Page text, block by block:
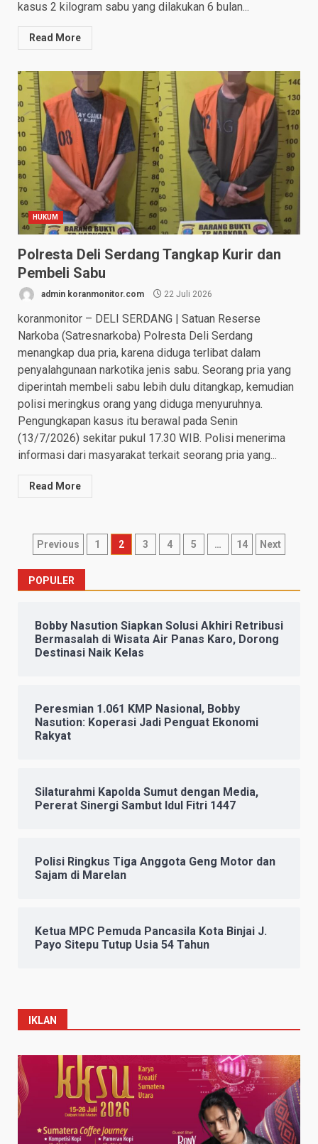
kasus 2 kilogram sabu yang dilakukan 6 bulan...
Read More
HUKUM
Polresta Deli Serdang Tangkap Kurir dan
Pembeli Sabu
admin koranmonitor.com 22 Juli 2026
koranmonitor – DELI SERDANG | Satuan Reserse
Narkoba (Satresnarkoba) Polresta Deli Serdang
menangkap dua pria, karena diduga terlibat dalam
penyalahgunaan narkotika jenis sabu. Seorang pria yang
diperintah membeli sabu lebih dulu ditangkap, kemudian
polisi meringkus orang yang diduga menyuruhnya.
Pengungkapan kasus itu berawal pada Senin
(13/7/2026) sekitar pukul 17.30 WIB. Polisi menerima
informasi dari masyarakat terkait seorang pria yang...
Read More
Paginasi
pos
Previous 1 2 3 4 5 … 14 Next
POPULER
Bobby Nasution Siapkan Solusi Akhiri Retribusi
Bermasalah di Wisata Air Panas Karo, Dorong
Destinasi Naik Kelas
Peresmian 1.061 KMP Nasional, Bobby
Nasution: Koperasi Jadi Penguat Ekonomi
Rakyat
Silaturahmi Kapolda Sumut dengan Media,
Pererat Sinergi Sambut Idul Fitri 1447
Polisi Ringkus Tiga Anggota Geng Motor dan
Sajam di Marelan
Ketua MPC Pemuda Pancasila Kota Binjai J.
Payo Sitepu Tutup Usia 54 Tahun
IKLAN